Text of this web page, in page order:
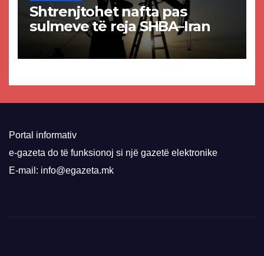
Shtrenjtohet nafta pas
sulmeve të reja SHBA–Iran
Portal informativ
e-gazeta do të funksionoj si një gazetë elektronike
E-mail: info@egazeta.mk